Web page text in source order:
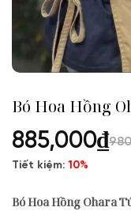
Bó Hoa Hồng
885,000₫
Tiết kiệm:10%
Bó Hoa Hồng Ohara